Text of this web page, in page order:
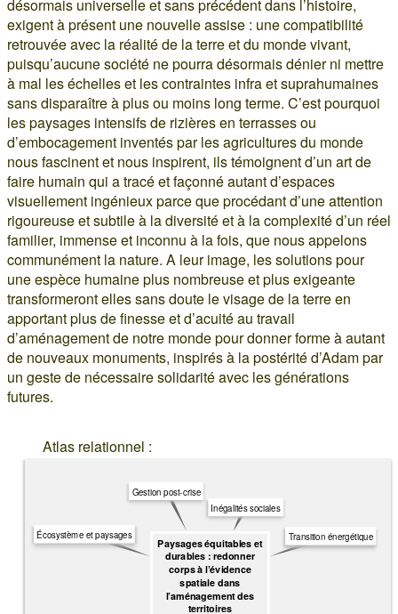
désormais universelle et sans précédent dans l’histoire,
exigent à présent une nouvelle assise : une compatibilité
retrouvée avec la réalité de la terre et du monde vivant,
puisqu’aucune société ne pourra désormais dénier ni mettre
à mal les échelles et les contraintes infra et suprahumaines
sans disparaître à plus ou moins long terme. C’est pourquoi
les paysages intensifs de rizières en terrasses ou
d’embocagement inventés par les agricultures du monde
nous fascinent et nous inspirent, ils témoignent d’un art de
faire humain qui a tracé et façonné autant d’espaces
visuellement ingénieux parce que procédant d’une attention
rigoureuse et subtile à la diversité et à la complexité d’un réel
familier, immense et inconnu à la fois, que nous appelons
communément la nature. A leur image, les solutions pour
une espèce humaine plus nombreuse et plus exigeante
transformeront elles sans doute le visage de la terre en
apportant plus de finesse et d’acuité au travail
d’aménagement de notre monde pour donner forme à autant
de nouveaux monuments, inspirés à la postérité d’Adam par
un geste de nécessaire solidarité avec les générations
futures.
Atlas relationnel :
Paysages équitables et
durables : redonner
corps à l’évidence
spatiale dans
l’aménagement des
territoires
Transition énergétique
Inégalités sociales
Gestion post-crise
Écosystème et paysages